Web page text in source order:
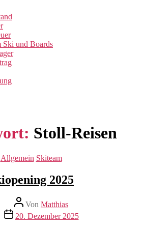
Ski und Boards
Stoll-Reisen
Kategorien
Allgemein Skiteam
2025
Beitragsautor
Von Matthias
Veröffentlichungsdatum
20. Dezember 2025